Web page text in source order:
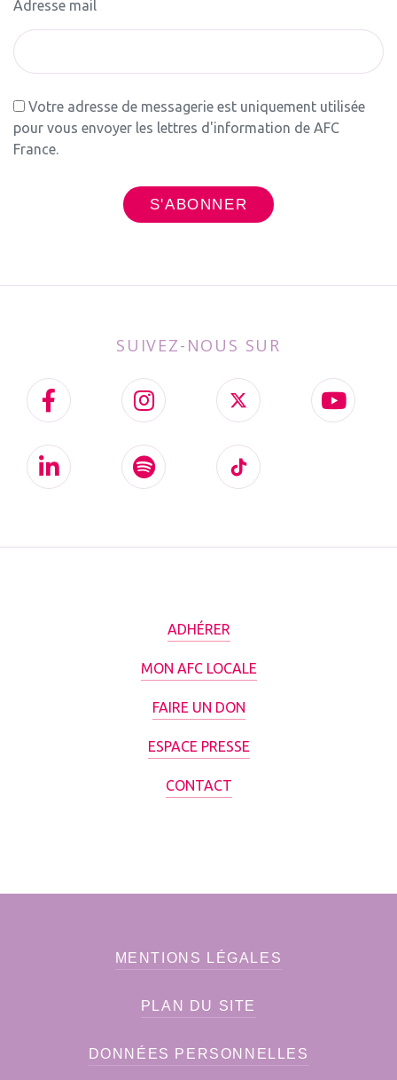
Adresse mail
Votre adresse de messagerie est uniquement utilisée
pour vous envoyer les lettres d'information de AFC
France.
SUIVEZ-NOUS SUR
ADHÉRER
MON AFC LOCALE
FAIRE UN DON
ESPACE PRESSE
CONTACT
MENTIONS LÉGALES
PLAN DU SITE
DONNÉES PERSONNELLES